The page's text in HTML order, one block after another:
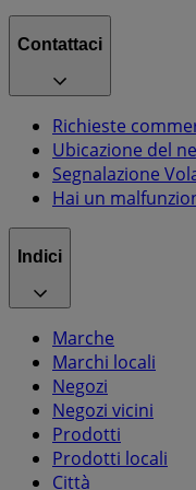
Contattaci
Richieste
Ubicazione del
Segnalazione
Hai un
Indici
Marche
Marchi locali
Negozi
Negozi vicini
Prodotti
Prodotti locali
Città